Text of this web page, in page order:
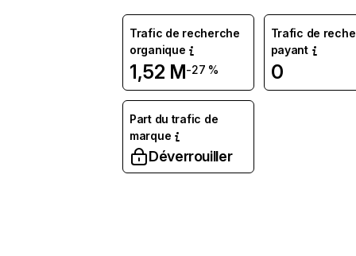
Trafic de recherche
organique
1,52 M-27 %
Trafic de
payant
0
Part du trafic de
marque
Déverrouiller